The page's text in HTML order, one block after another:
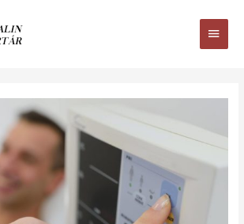
Main
Menu